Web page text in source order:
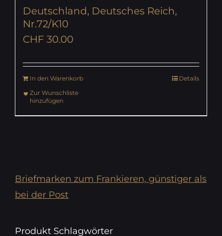
Deutschland, Deutsches Reich,
Nr.72/K10
CHF 30.00
In den Warenkorb
Details
Zur Wunschliste
hinzufügen
Briefmarken zum Frankieren, günstiger als
bei der Post
Produkt Schlagwörter